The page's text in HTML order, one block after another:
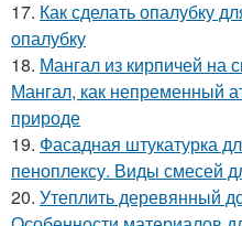
17. Как сделать опалубку
опалубку
18. Мангал из кирпичей на
Мангал, как непременный
природе
19. Фасадная штукатурка
пеноплексу. Виды смесей
20. Утеплить деревянный